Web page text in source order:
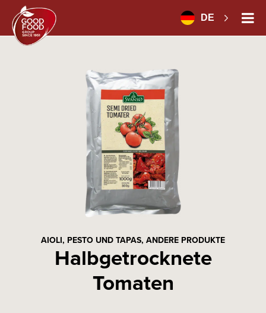
DE
AIOLI, PESTO UND TAPAS, ANDERE PRODUKTE
Halbgetrocknete
Tomaten